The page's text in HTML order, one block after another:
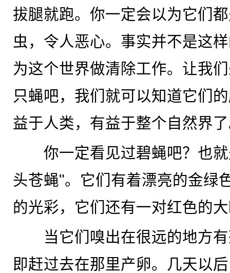
拔腿就跑。你一定会以为它们
虫，令人恶心。事实并不是这
为这个世界做清除工作。让我
只蝇吧，我们就可以知道它们
益于人类，有益于整个自然界
你一定看见过碧蝇吧？也就
头苍蝇"。它们有着漂亮的金绿
的光彩，它们还有一对红色的
当它们嗅出在很远的地方有
即赶过去在那里产卵。几天以